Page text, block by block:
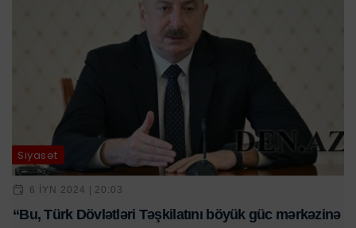
Siyasət
6 IYN 2024 | 20:03
“Bu, Türk Dövlətləri Təşkilatını böyük güc mərkəzinə